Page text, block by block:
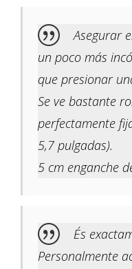
Asegurar
un poco más
que presionar
Se ve bastante
perfectamente
5,7 pulgadas).
5 cm enganche
És
Personalmente